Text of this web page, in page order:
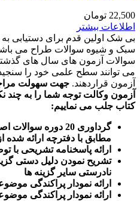
22,500 تومان
اطلاعات بیشتر
بی شک اولین قدم برای دستیابی
سبک و شیوه سوالات طراح می
سوالات آزمون های سال های گذشته
می توانند سطح علمی خود را
آزمون قراردهند.
آزمون وکالت توجه شما را به چند
کتاب جلب می نماییم:
مطابق با دفترچه ارائه
ارائه پاسخنامه تشریحی با
تشریح نمودن دلیل دستی
نادرستی سایر گزینه ها
ارائه نمودار پراکندگی
رائه نمودار پراکندگی